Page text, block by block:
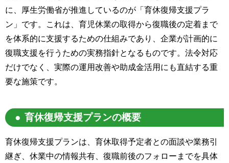
に、厚生労働省が推進しているのが「育休復帰支援プラ
ン」です。これは、育児休業の取得から復職後の定着まで
を体系的に支援するための仕組みであり、企業が計画的に
復職支援を行うための実務指針となるものです。法令対応
だけでなく、実際の運用改善や助成金活用にも直結する重
要な施策です。
育休復帰支援プランの概要
育休復帰支援プランは、育休取得予定者との面談や業務引
継ぎ、休業中の情報共有、復職前後のフォローまでを具体